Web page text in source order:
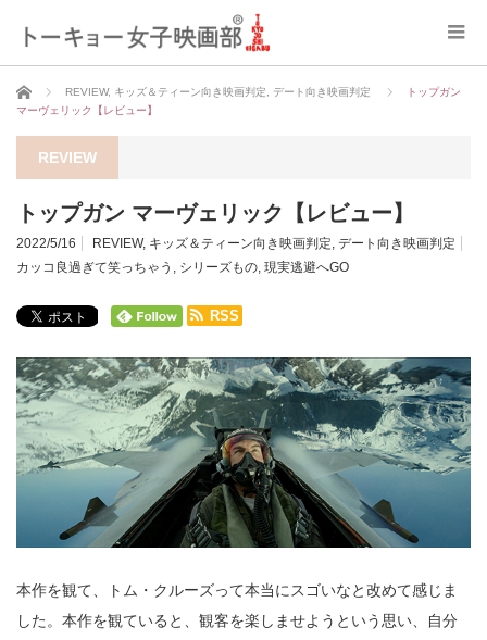
ホーム REVIEW, キッズ＆ティーン向き映画判定 デート向き映画判定
トップガン
マーヴェリック【レビュー】
REVIEW
トップガン マーヴェリック【レビュー】
2022/5/16 REVIEW, キッズ＆ティーン向き映画判定, デート向き映画判定
カッコ良過ぎて笑っちゃう , シリーズもの, 現実逃避へGO
RSS
本作を観て、トム・クルーズって本当にスゴいなと改めて感じま
した。本作を観ていると、観客を楽しませようという思い、自分